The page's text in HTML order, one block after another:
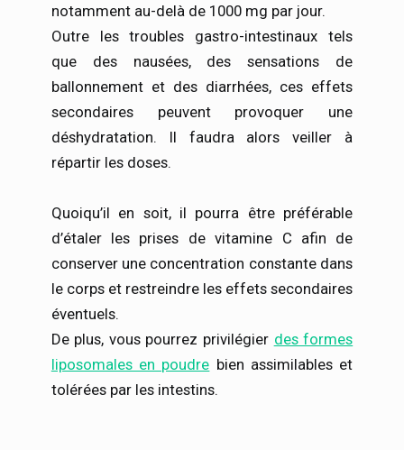
notamment au-delà de 1000 mg par jour.
Outre les troubles gastro-intestinaux tels
que des nausées, des sensations de
ballonnement et des diarrhées, ces effets
secondaires peuvent provoquer une
déshydratation. Il faudra alors veiller à
répartir les doses.
Quoiqu’il en soit, il pourra être préférable
d’étaler les prises de vitamine C afin de
conserver une concentration constante dans
le corps et restreindre les effets secondaires
éventuels.
De plus, vous pourrez privilégier des formes
liposomales en poudre bien assimilables et
tolérées par les intestins.